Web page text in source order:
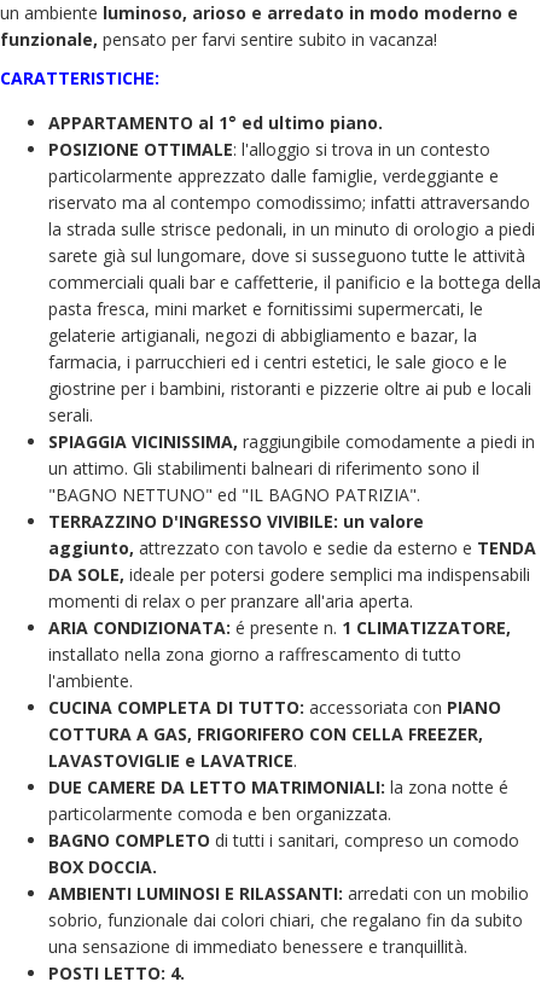
un ambiente luminoso, arioso e arredato in modo moderno e
funzionale, pensato per farvi sentire subito in vacanza!
CARATTERISTICHE:
APPARTAMENTO al 1° ed ultimo piano.
POSIZIONE OTTIMALE: l'alloggio si trova in un contesto
particolarmente apprezzato dalle famiglie, verdeggiante e
riservato ma al contempo comodissimo; infatti attraversando
la strada sulle strisce pedonali, in un minuto di orologio a piedi
sarete già sul lungomare, dove si susseguono tutte le attività
commerciali quali bar e caffetterie, il panificio e la bottega della
pasta fresca, mini market e fornitissimi supermercati, le
gelaterie artigianali, negozi di abbigliamento e bazar, la
farmacia, i parrucchieri ed i centri estetici, le sale gioco e le
giostrine per i bambini, ristoranti e pizzerie oltre ai pub e locali
serali.
SPIAGGIA VICINISSIMA, raggiungibile comodamente a piedi in
un attimo. Gli stabilimenti balneari di riferimento sono il
"BAGNO NETTUNO" ed "IL BAGNO PATRIZIA".
TERRAZZINO D'INGRESSO VIVIBILE: un valore
aggiunto, attrezzato con tavolo e sedie da esterno e TENDA
DA SOLE, ideale per potersi godere semplici ma indispensabili
momenti di relax o per pranzare all'aria aperta.
ARIA CONDIZIONATA: é presente n. 1 CLIMATIZZATORE,
installato nella zona giorno a raffrescamento di tutto
l'ambiente.
CUCINA COMPLETA DI TUTTO: accessoriata con PIANO
COTTURA A GAS, FRIGORIFERO CON CELLA FREEZER,
LAVASTOVIGLIE e LAVATRICE.
DUE CAMERE DA LETTO MATRIMONIALI: la zona notte é
particolarmente comoda e ben organizzata.
BAGNO COMPLETO di tutti i sanitari, compreso un comodo
BOX DOCCIA.
AMBIENTI LUMINOSI E RILASSANTI: arredati con un mobilio
sobrio, funzionale dai colori chiari, che regalano fin da subito
una sensazione di immediato benessere e tranquillità.
POSTI LETTO: 4.